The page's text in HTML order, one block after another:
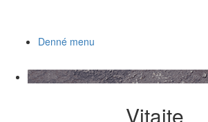
Denné menu
Vitajte